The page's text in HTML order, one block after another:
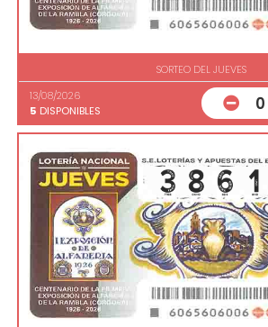
SORTEO DEL JUEVES
13/08/2026
5 DISPONIBLES 0